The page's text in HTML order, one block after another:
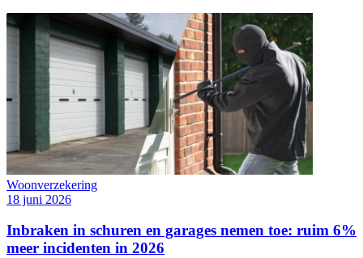
Woonverzekering
18 juni 2026
Inbraken in schuren en garages nemen toe: ruim 6%
meer incidenten in 2026